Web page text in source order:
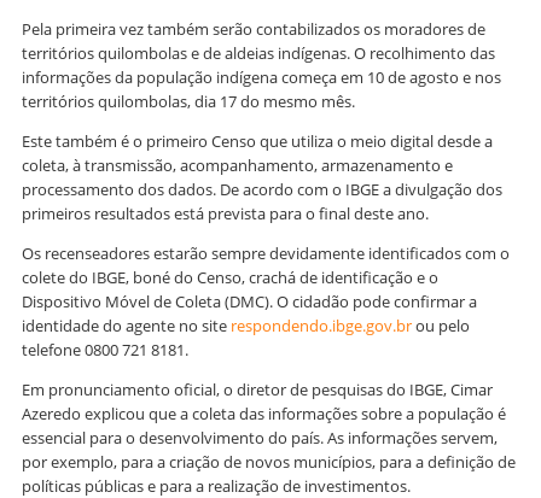
Pela primeira vez também serão contabilizados os moradores de
territórios quilombolas e de aldeias indígenas. O recolhimento das
informações da população indígena começa em 10 de agosto e nos
territórios quilombolas, dia 17 do mesmo mês.
Este também é o primeiro Censo que utiliza o meio digital desde a
coleta, à transmissão, acompanhamento, armazenamento e
processamento dos dados. De acordo com o IBGE a divulgação dos
primeiros resultados está prevista para o final deste ano.
Os recenseadores estarão sempre devidamente identificados com o
colete do IBGE, boné do Censo, crachá de identificação e o
Dispositivo Móvel de Coleta (DMC). O cidadão pode confirmar a
identidade do agente no site respondendo.ibge.gov.brou pelo
telefone 0800 721 8181.
Em pronunciamento oficial, o diretor de pesquisas do IBGE, Cimar
Azeredo explicou que a coleta das informações sobre a população é
essencial para o desenvolvimento do país. As informações servem,
por exemplo, para a criação de novos municípios, para a definição de
políticas públicas e para a realização de investimentos.